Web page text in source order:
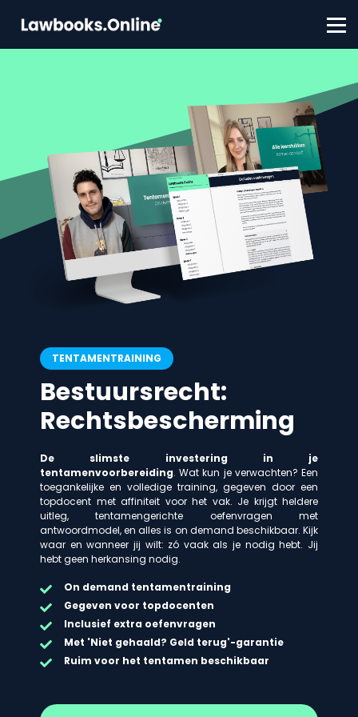
FAQ
Contact
TENTAMENTRAINING
Bestuursrecht:
Rechtsbescherming
De slimste investering in je
tentamenvoorbereiding. Wat kun je verwachten? Een
toegankelijke en volledige training, gegeven door een
topdocent met affiniteit voor het vak. Je krijgt heldere
uitleg, tentamengerichte oefenvragen met
antwoordmodel, en alles is on demand beschikbaar. Kijk
waar en wanneer jij wilt: zó vaak als je nodig hebt. Jij
hebt geen herkansing nodig.
On demand tentamentraining
Gegeven voor topdocenten
Inclusief extra oefenvragen
Met 'Niet gehaald? Geld terug'-garantie
Ruim voor het tentamen beschikbaar